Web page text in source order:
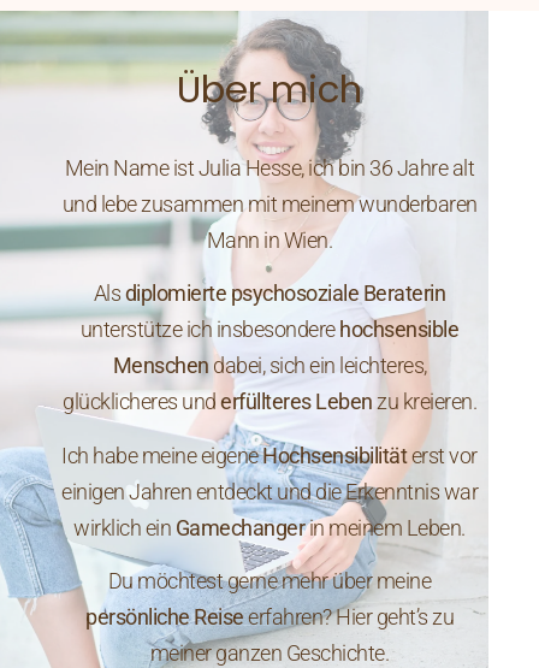
Über mich
Mein Name ist Julia Hesse, ich bin 36 Jahre alt
und lebe zusammen mit meinem wunderbaren
Mann in Wien.
Alsdiplomierte psychosoziale Beraterin
unterstütze ich insbesonderehochsensible
Menschen dabei, sich ein leichteres,
glücklicheres underfüllteres Lebenzu kreieren.
Ich habe meine eigeneHochsensibilitäterst vor
einigen Jahren entdeckt und die Erkenntnis war
wirklich ein Gamechangerin meinem Leben.
Du möchtest gerne mehr über meine
persönliche Reiseerfahren? Hier geht’s zu
meiner ganzen Geschichte.